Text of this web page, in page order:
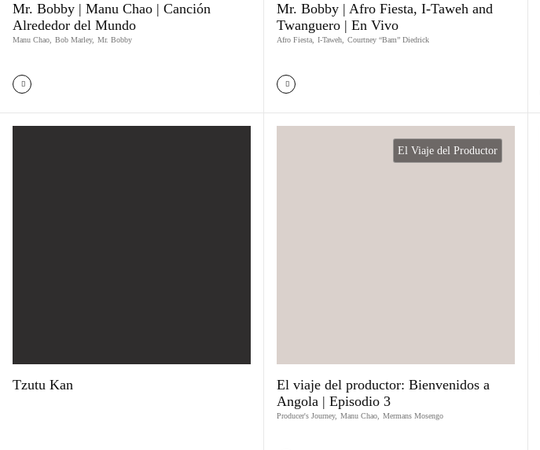
Mr. Bobby | Manu Chao | Canción
Alrededor del Mundo
Manu Chao Bob Marley, Mr. Bobby
Mr. Bobby | Afro Fiesta, I-Taweh and
Twanguero | En Vivo
Afro Fiesta I-Taweh Courtney “Bam” Diedrick
Tzutu Kan
El Viaje del Productor
El viaje del productor: Bienvenidos a
Angola | Episodio 3
Producer's Journey, Manu Chao Mermans Mosengo